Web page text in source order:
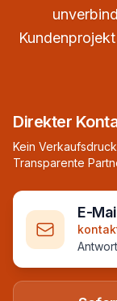
Direkter
Kein
Transparente
E-